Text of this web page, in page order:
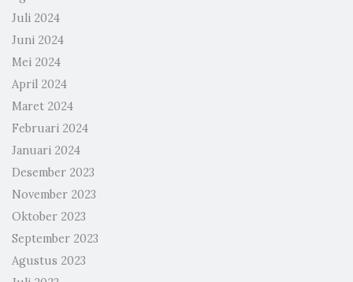
Juli 2024
Juni 2024
Mei 2024
April 2024
Maret 2024
Februari 2024
Januari 2024
Desember 2023
November 2023
Oktober 2023
September 2023
Agustus 2023